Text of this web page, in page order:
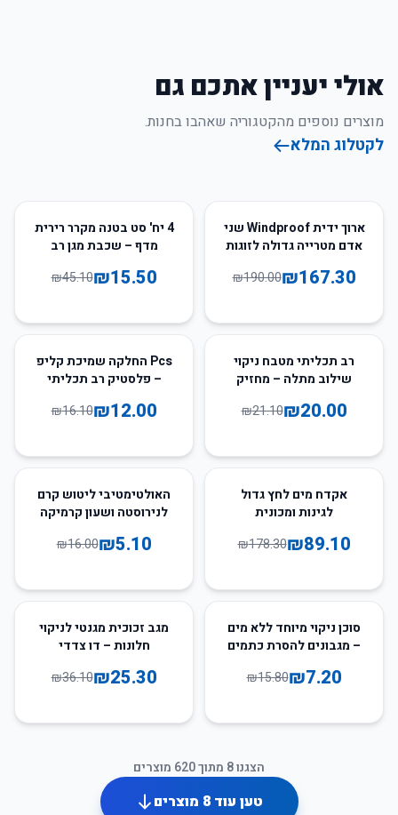
אולי יעניין אתכם גם
מוצרים נוספים מהקטגוריה שאהבו בחנות.
לקטלוג המלא
12%
ארוך ידית Windproof שני
אדם מטרייה גדולה לזוגות
₪167.30
₪190.00
66% 4 יח' סט בטנה מקרר רירית
מדף – שכבת מגן רב
₪15.50
₪45.10
רב תכליתי מטבח ניקוי
שילוב מתלה – מחזיק
₪20.00
₪21.10
25%
Pcs החלקה שמיכת קליפ
– פלסטיק רב תכליתי
₪12.00
₪16.10
אקדח מים לחץ גדול
לגינות ומכונית
₪89.10
₪178.30
68
האולטימטיבי ליטוש קרם
לנירוסטה ושעון קרמיקה
₪5.10
₪16.00
54
סוכן ניקוי מיוחד ללא מים
– מגבונים להסרת כתמים
₪7.20
₪15.80
30
מגב זכוכית מגנטי לניקוי
חלונות – דו צדדי
₪25.30
₪36.10
הצגנו8 מתוך620 מוצרים
טען עוד8 מוצרים